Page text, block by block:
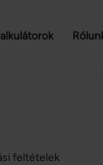
feltételek